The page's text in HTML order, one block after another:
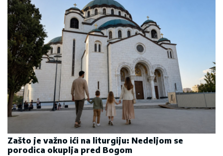
Zašto je važno ići na liturgiju: Nedeljom se
porodica okuplja pred Bogom